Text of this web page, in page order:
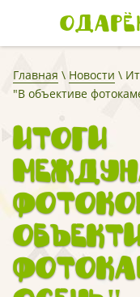
Главная \ Новости \
"В объективе
Итоги